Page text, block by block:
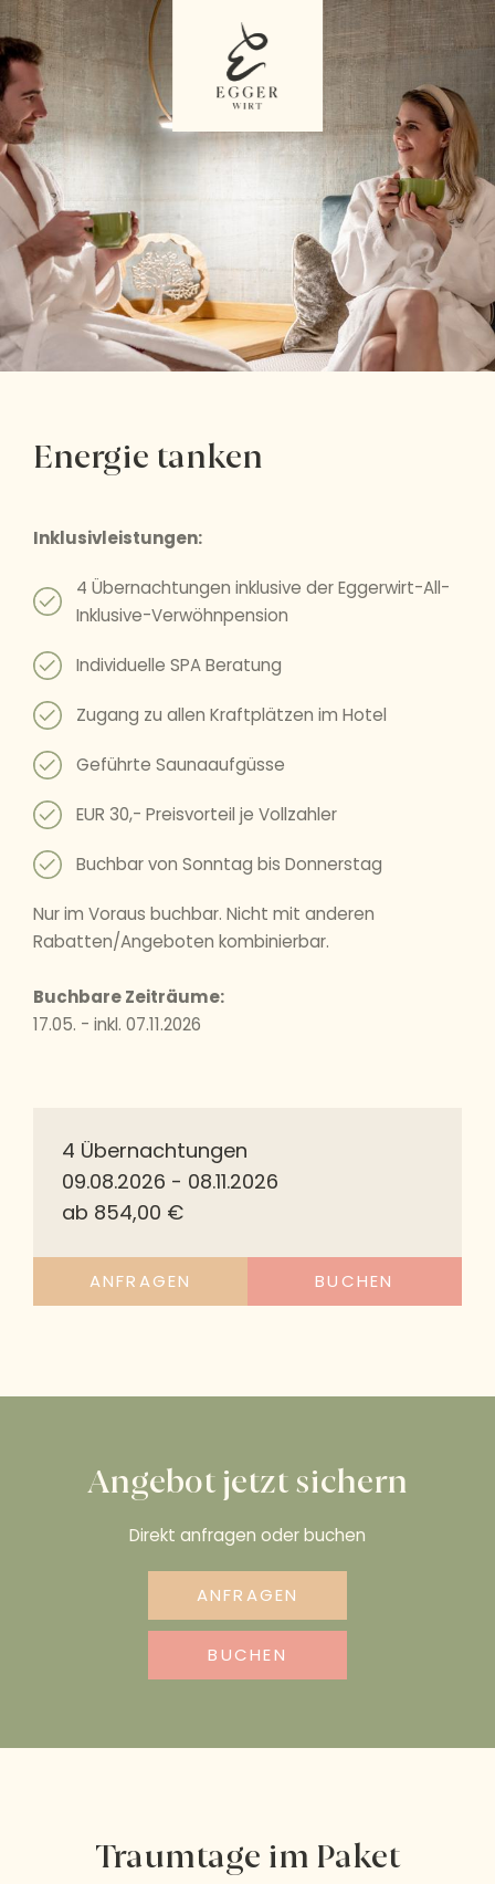
Energie tanken
Inklusivleistungen:
4 Übernachtungen inklusive der Eggerwirt-All-
Inklusive-Verwöhnpension
Individuelle SPA Beratung
Zugang zu allen Kraftplätzen im Hotel
Geführte Saunaaufgüsse
EUR 30,- Preisvorteil je Vollzahler
Buchbar von Sonntag bis Donnerstag
Nur im Voraus buchbar. Nicht mit anderen
Rabatten/Angeboten kombinierbar.
Buchbare Zeiträume:
17.05. - inkl. 07.11.2026
4 Übernachtungen
09.08.2026 - 08.11.2026
ab 854,00 €
ANFRAGEN BUCHEN
Angebot jetzt sichern
Direkt anfragen oder buchen
ANFRAGEN
BUCHEN
Traumtage im Paket